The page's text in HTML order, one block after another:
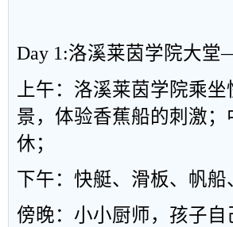
Day 1:洛溪莱茵学院大堂
上午：洛溪莱茵学院乘坐
景，体验香蕉船的刺激
休；
下午：快艇、滑板、帆
傍晚：小小厨师，孩子